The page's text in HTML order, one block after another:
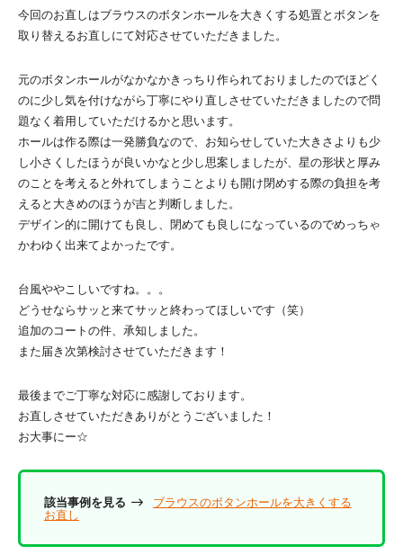
今回のお直しはブラウスのボタンホールを大きくする処置とボタンを
取り替えるお直しにて対応させていただきました。
元のボタンホールがなかなかきっちり作られておりましたのでほどく
のに少し気を付けながら丁寧にやり直しさせていただきましたので問
題なく着用していただけるかと思います。
ホールは作る際は一発勝負なので、お知らせしていた大きさよりも少
し小さくしたほうが良いかなと少し思案しましたが、星の形状と厚み
のことを考えると外れてしまうことよりも開け閉めする際の負担を考
えると大きめのほうが吉と判断しました。
デザイン的に開けても良し、閉めても良しになっているのでめっちゃ
かわゆく出来てよかったです。
台風ややこしいですね。。。
どうせならサッと来てサッと終わってほしいです（笑）
追加のコートの件、承知しました。
また届き次第検討させていただきます！
最後までご丁寧な対応に感謝しております。
お直しさせていただきありがとうございました！
お大事にー☆
該当事例を見る ブラウスのボタンホールを大きくする
お直し